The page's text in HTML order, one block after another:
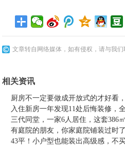
文章转自网络媒体，如有侵权，请与我们
相关资讯
厨房不一定要做成开放式的才好看
入住新房一年发现11处后悔装修，
三代同堂，一家6人居住，这套386
有庭院的朋友，你家庭院铺装过时
43平！小户型也能装出高级感，不